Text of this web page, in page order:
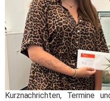
Kurznachrichten, Termine